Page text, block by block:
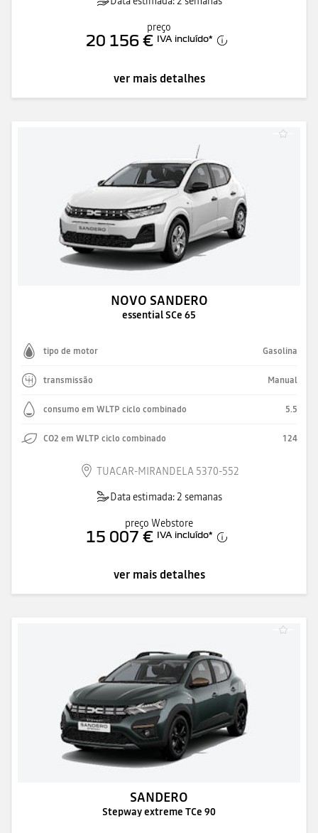
preço
20 156 € IVA incluído*
ver mais detalhes
NOVO SANDERO
essential SCe 65
tipo de motor Gasolina
transmissão Manual
consumo em WLTP ciclo combinado 5.5
CO2 em WLTP ciclo combinado 124
TUACAR-MIRANDELA 5370-552
Data estimada: 2 semanas
preço Webstore
15 007 € IVA incluído*
ver mais detalhes
SANDERO
Stepway extreme TCe 90